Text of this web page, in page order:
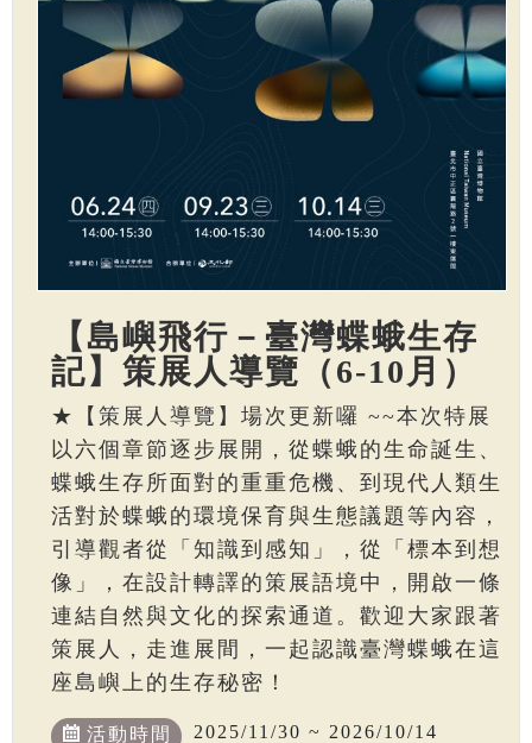
【島嶼飛行－臺灣蝶蛾生存
記】策展人導覽（6-10月）
★【策展人導覽】場次更新囉 ~~本次特展
以六個章節逐步展開，從蝶蛾的生命誕生、
蝶蛾生存所面對的重重危機、到現代人類生
活對於蝶蛾的環境保育與生態議題等內容，
引導觀者從「知識到感知」，從「標本到想
像」，在設計轉譯的策展語境中，開啟一條
連結自然與文化的探索通道。歡迎大家跟著
策展人，走進展間，一起認識臺灣蝶蛾在這
座島嶼上的生存秘密！
活動時間 2025/11/30 ~ 2026/10/14